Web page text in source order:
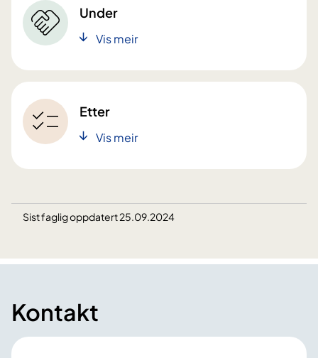
Under
Vis meir
Etter
Vis meir
Sist faglig oppdatert 25.09.2024
Kontakt